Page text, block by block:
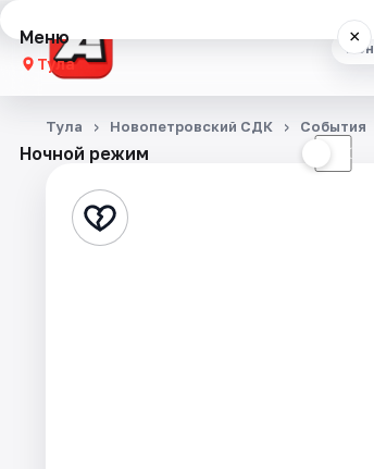
Меню ×
Тула
Концерты
Стендап
Ночной режим ☾
Тула Новопетровский СДК События